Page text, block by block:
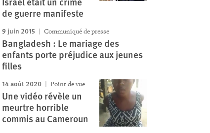
de guerre manifeste
9 juin 2015 Communiqué de presse
Bangladesh : Le mariage des
enfants porte préjudice aux jeunes
filles
14 août 2020 Point de vue
Une vidéo révèle un
meurtre horrible
commis au Cameroun